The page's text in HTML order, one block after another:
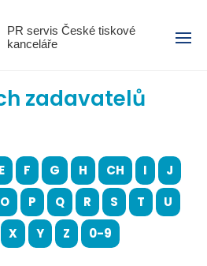
PR servis České tiskové
kanceláře
Menu
zadavatelů
E F G H CH I
J
O P Q R S T
U
X Y Z 0-9